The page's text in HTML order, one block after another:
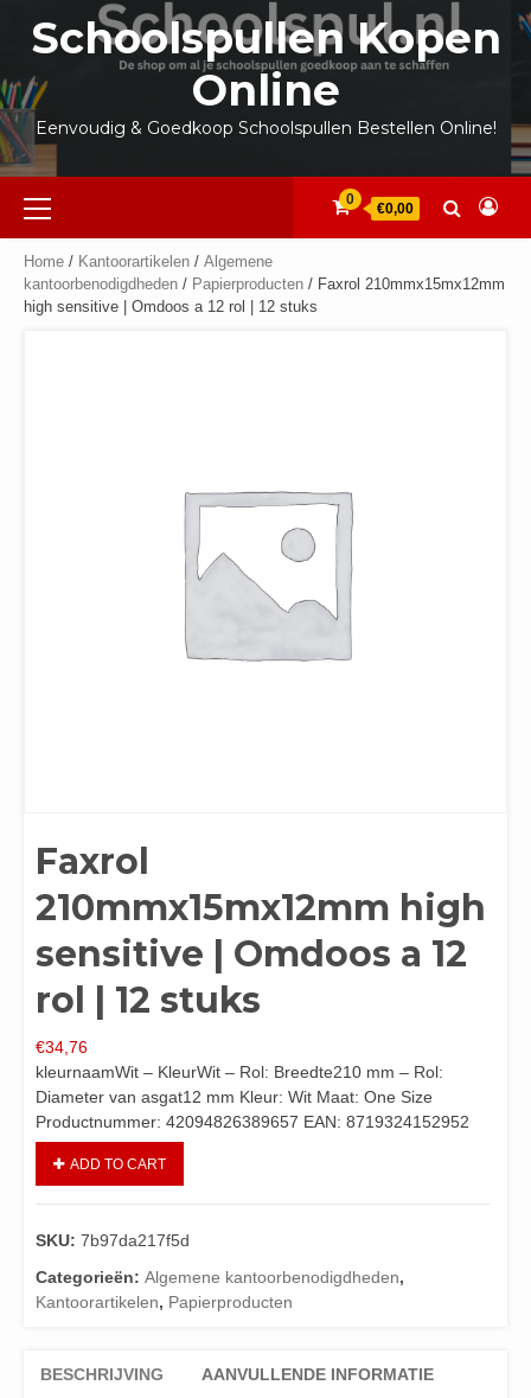
inhoud
Schoolspullen Kopen
Online
Eenvoudig & Goedkoop Schoolspullen Bestellen Online!
Primair
menu
0
€0,00
Home / Kantoorartikelen / Algemene
kantoorbenodigdheden / Papierproducten / Faxrol 210mmx15mx12mm
high sensitive | Omdoos a 12 rol | 12 stuks
Faxrol
210mmx15mx12mm high
sensitive | Omdoos a 12
rol | 12 stuks
€34,76
kleurnaamWit – KleurWit – Rol: Breedte210 mm – Rol:
Diameter van asgat12 mm Kleur: Wit Maat: One Size
Productnummer: 42094826389657 EAN: 8719324152952
ADD TO CART
SKU: 7b97da217f5d
Categorieën: Algemene kantoorbenodigdheden,
Kantoorartikelen, Papierproducten
BESCHRIJVING AANVULLENDE INFORMATIE